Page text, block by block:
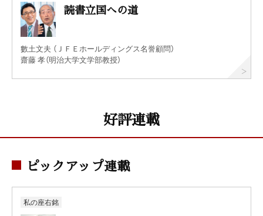
読書立国への道
數土文夫 （ＪＦＥホールディングス名誉顧問）
齋藤 孝（明治大学文学部教授）
好評連載
ピックアップ連載
私の座右銘